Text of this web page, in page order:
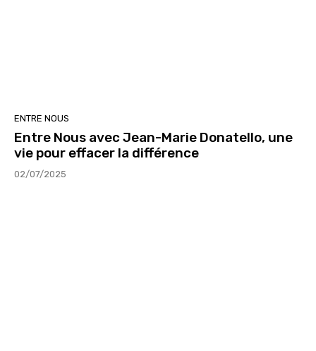
ENTRE NOUS
Entre Nous avec Jean-Marie Donatello, une
vie pour effacer la différence
02/07/2025